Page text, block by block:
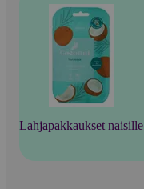
Lahjapakkaukset naisille